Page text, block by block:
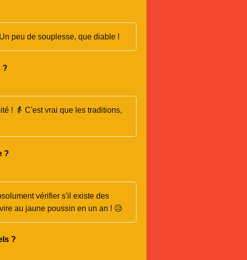
peu de souplesse, que diable !
?
! 👵 C'est vrai que les traditions,
?
vérifier s'il existe des
au jaune poussin en un an ! 😥
?